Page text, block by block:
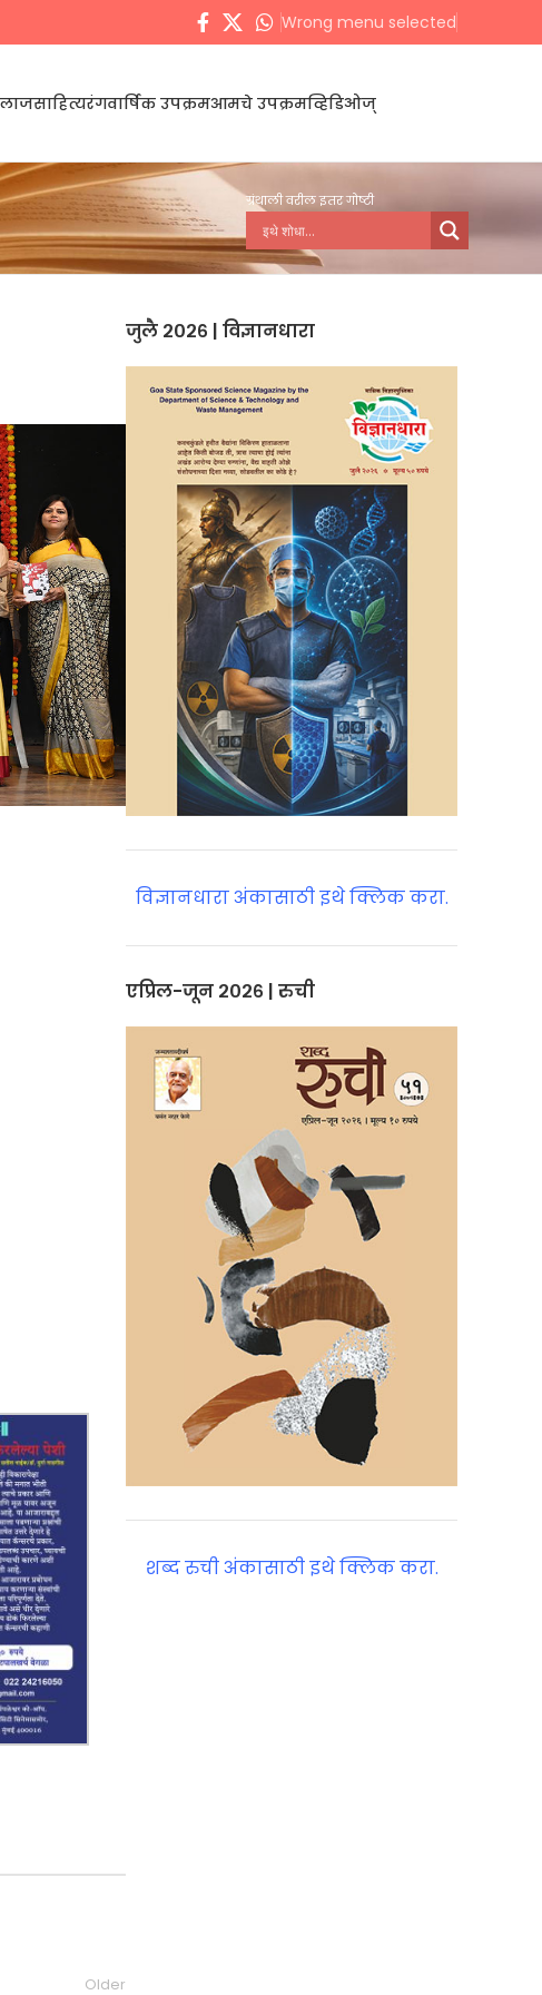
Wrong menu selected
साहित्यरंगवार्षिक उपक्रमआमचे उपक्रमव्हिडिओज्
ग्रंथाली वरील इतर गोष्टी
Older
जुलै २०२६ | विज्ञानधारा
विज्ञानधारा अंकासाठी इथे क्लिक करा.
एप्रिल-जून २०२६ | रुची
शब्द रुची अंकासाठी इथे क्लिक करा.